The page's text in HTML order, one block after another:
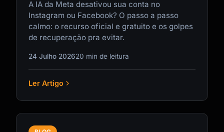
A IA da Meta desativou sua conta no
Instagram ou Facebook? O passo a passo
calmo: o recurso oficial e gratuito e os golpes
de recuperação pra evitar.
24 Julho 202620 min de leitura
Ler Artigo